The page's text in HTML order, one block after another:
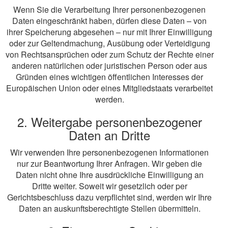
Wenn Sie die Verarbeitung Ihrer personenbezogenen
Daten eingeschränkt haben, dürfen diese Daten – von
ihrer Speicherung abgesehen – nur mit Ihrer Einwilligung
oder zur Geltendmachung, Ausübung oder Verteidigung
von Rechtsansprüchen oder zum Schutz der Rechte einer
anderen natürlichen oder juristischen Person oder aus
Gründen eines wichtigen öffentlichen Interesses der
Europäischen Union oder eines Mitgliedstaats verarbeitet
werden.
2. Weitergabe personenbezogener
Daten an Dritte
Wir verwenden Ihre personenbezogenen Informationen
nur zur Beantwortung Ihrer Anfragen. Wir geben die
Daten nicht ohne Ihre ausdrückliche Einwilligung an
Dritte weiter. Soweit wir gesetzlich oder per
Gerichtsbeschluss dazu verpflichtet sind, werden wir Ihre
Daten an auskunftsberechtigte Stellen übermitteln.